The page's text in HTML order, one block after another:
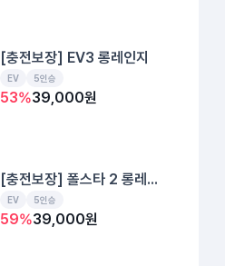
[충전보장] EV3 롱레인지
EV 5인승
53%39,000원
[충전보장] 폴스타 2 롱레인지
EV 5인승
59%39,000원